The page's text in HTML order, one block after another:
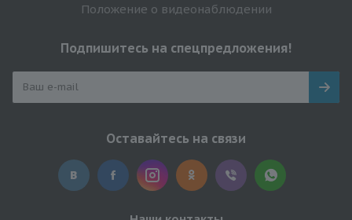
Положение о видеонаблюдении
Подпишитесь на спецпредложения!
Оставайтесь на связи